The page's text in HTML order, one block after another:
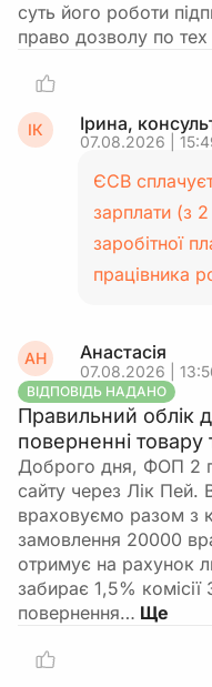
суть його роботи
право дозволу по
ІК Ірина,
07.08.2026 |
ЄСВ
зарплати (з
заробітної
працівника
АН Анастасія
07.08.2026 |
ВІДПОВІДЬ НАДАНО
Правильний облік
поверненні товару
Доброго дня, ФОП 2
сайту через Лік Пей.
враховуємо разом з
замовлення 20000
отримує на рахунок
забирає 1,5%
повернення…